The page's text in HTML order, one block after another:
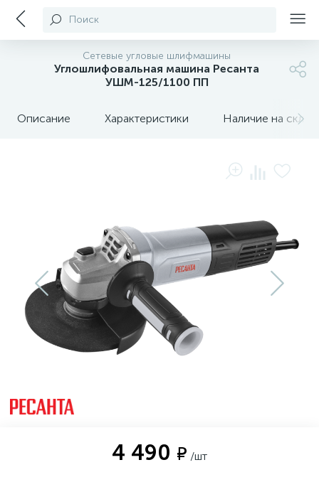
Поиск
Сетевые угловые шлифмашины
Углошлифовальная машина Ресанта
УШМ-125/1100 ПП
Описание Характеристики Наличие на
4 490 ₽ /шт